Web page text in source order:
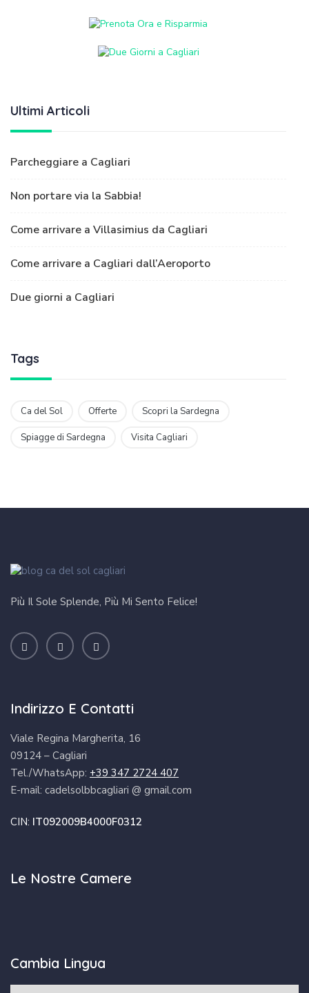
Ultimi Articoli
Parcheggiare a Cagliari
Non portare via la Sabbia!
Come arrivare a Villasimius da Cagliari
Come arrivare a Cagliari dall’Aeroporto
Due giorni a Cagliari
Tags
Ca del Sol Offerte Scopri la Sardegna
Spiagge di Sardegna Visita Cagliari
Più Il Sole Splende, Più Mi Sento Felice!
Indirizzo E Contatti
Viale Regina Margherita, 16
09124 – Cagliari
Tel./WhatsApp: +39 347 2724 407
E-mail: cadelsolbbcagliari @ gmail.com
CIN: IT092009B4000F0312
Le Nostre Camere
Cambia Lingua